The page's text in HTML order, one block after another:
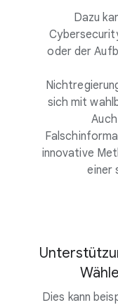
Dazu
oder der
sich mit
innovative
einer
Dies kann